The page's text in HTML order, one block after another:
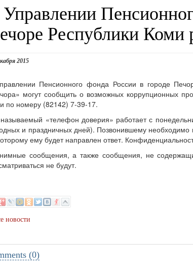
Республики Коми
2015
Пенсионного фонда России в городе
могут сообщить о возможных коррупционных
по номеру (82142) 7-39-17.
«телефон доверия» работает с
и праздничных дней). Позвонившему необходимо
ему будет направлен ответ.
сообщения, а также сообщения, не
не будут.
новости
(0)